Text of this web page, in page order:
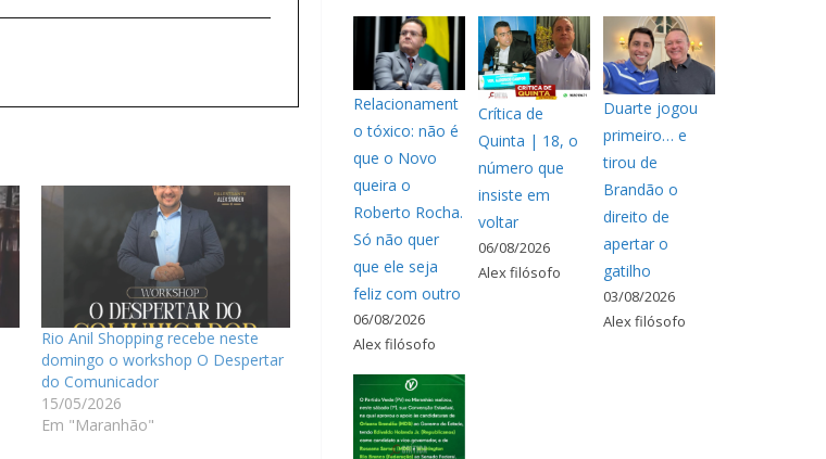
Rio Anil Shopping recebe neste
domingo o workshop O Despertar
do Comunicador
15/05/2026
Em "Maranhão"
Relacionament
o tóxico: não é
que o Novo
queira o
Roberto Rocha.
Só não quer
que ele seja
feliz com outro
06/08/2026
Alex filósofo
Crítica de
Quinta | 18, o
número que
insiste em
voltar
06/08/2026
Alex filósofo
Duarte jogou
primeiro… e
tirou de
Brandão o
direito de
apertar o
gatilho
03/08/2026
Alex filósofo